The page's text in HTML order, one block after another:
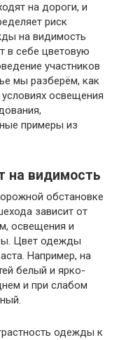
на дороги, и
риск
на видимость
в себе цветовую
участников
мы разберём, как
освещения
примеры из
на видимость
обстановке
зависит от
освещения и
Цвет одежды
Например, на
белый и ярко-
и при слабом
одежды к